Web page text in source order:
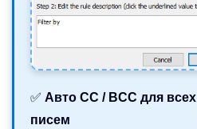
✅ Авто CC / BCC для всех
писем